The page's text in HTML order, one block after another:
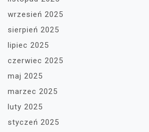
wrzesień 2025
sierpień 2025
lipiec 2025
czerwiec 2025
maj 2025
marzec 2025
luty 2025
styczeń 2025